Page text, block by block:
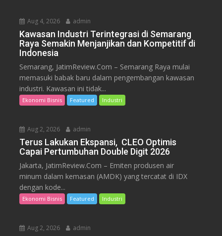
Aug 4, 2026 admin
Kawasan Industri Terintegrasi di Semarang
Raya Semakin Menjanjikan dan Kompetitif di
Indonesia
Semarang, JatimReview.Com – Semarang Raya mulai
memasuki babak baru dalam pengembangan kawasan
industri. Kawasan ini tidak...
Ekonomi Bisnis Featured Industri
Aug 2, 2026 admin
Terus Lakukan Ekspansi, CLEO Optimis
Capai Pertumbuhan Double Digit 2026
Jakarta, JatimReview.Com – Emiten produsen air
minum dalam kemasan (AMDK) yang tercatat di IDX
dengan kode...
Ekonomi Bisnis Featured Industri
Aug 2, 2026 admin